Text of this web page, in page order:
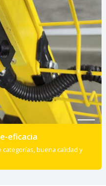
eficacia
categorías, buena calidad y